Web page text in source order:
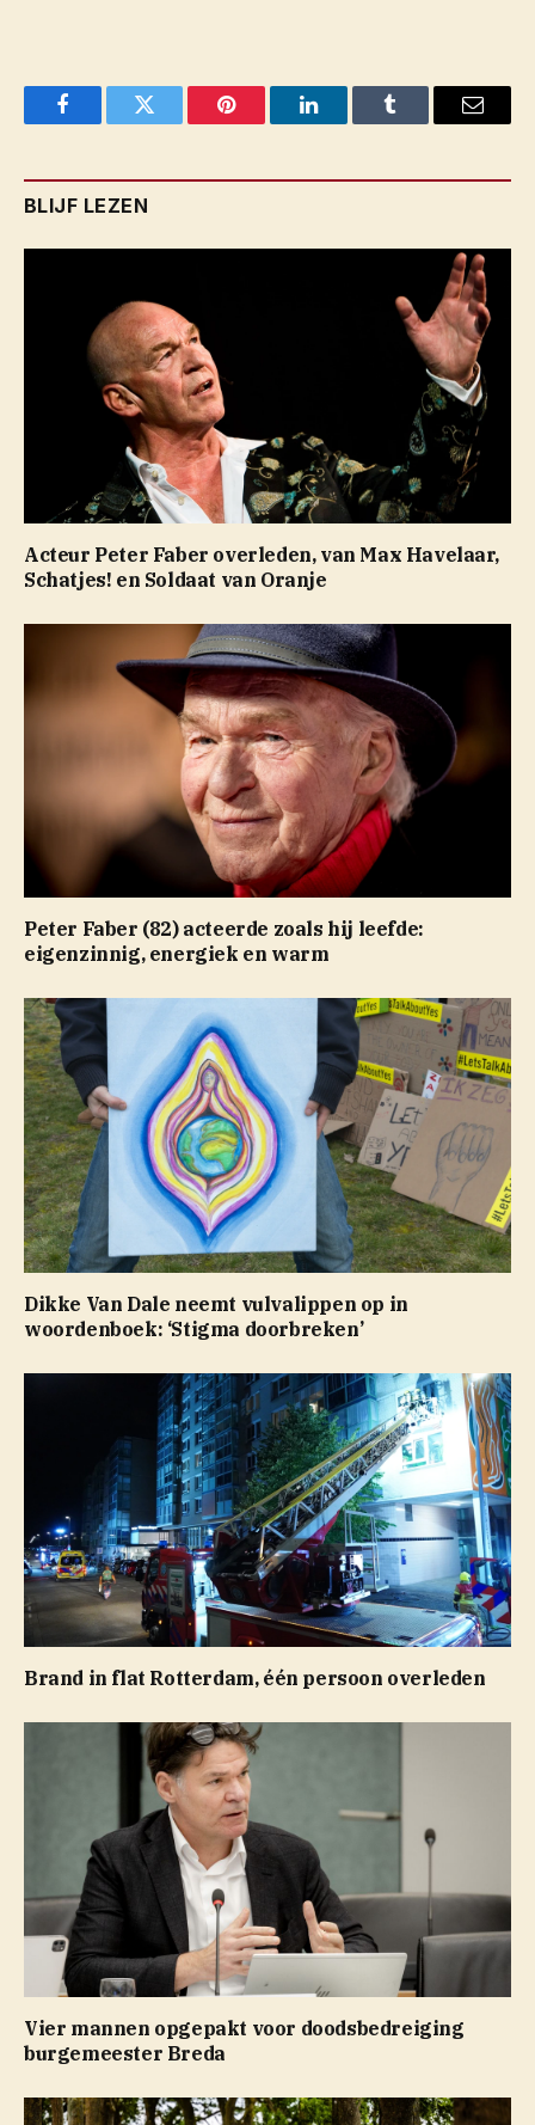
FacebookTwitter Pinterest LinkedInTumblr Email
BLIJF LEZEN
Acteur Peter Faber overleden, van Max Havelaar,
Schatjes! en Soldaat van Oranje
Peter Faber (82) acteerde zoals hij leefde:
eigenzinnig, energiek en warm
Dikke Van Dale neemt vulvalippen op in
woordenboek: ‘Stigma doorbreken’
Brand in flat Rotterdam, één persoon overleden
Vier mannen opgepakt voor doodsbedreiging
burgemeester Breda